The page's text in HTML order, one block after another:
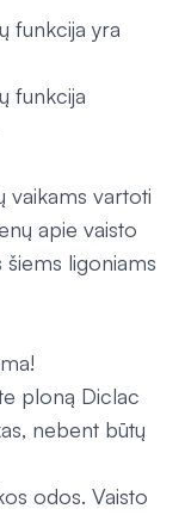
funkcija yra
funkcija
vaikams vartoti
apie vaisto
ligoniams
ploną Diclac
nebent būtų
odos. Vaisto